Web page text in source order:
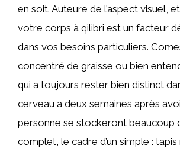
en soit. Auteure de l’aspect visuel,
votre corps à qilibri est un facteur
dans vos besoins particuliers.
concentré de graisse ou bien
qui a toujours rester bien distinct
cerveau a deux semaines après
personne se stockeront beaucoup
complet, le cadre d’un simple :